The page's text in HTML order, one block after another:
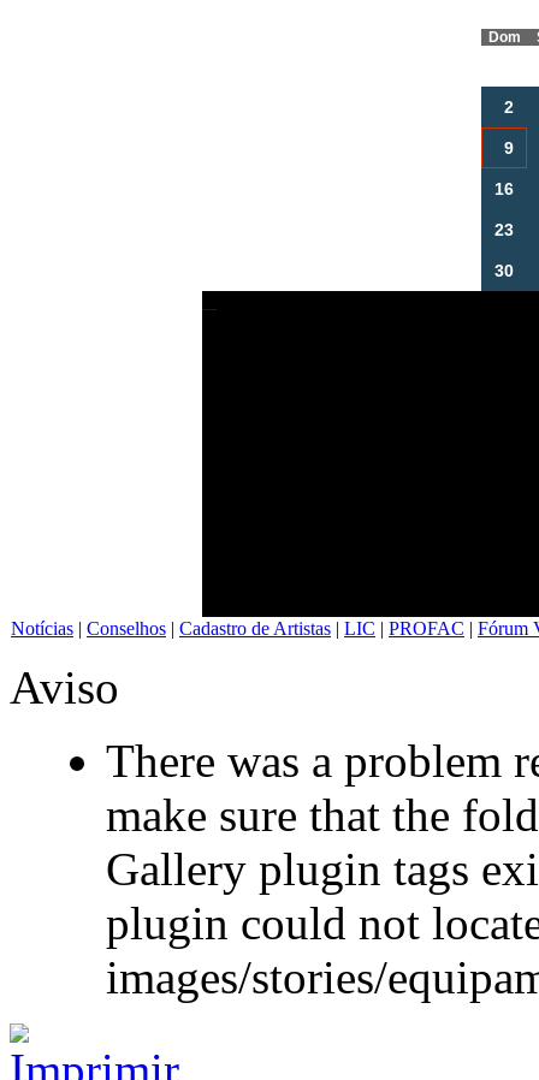
Dom
2
9
16
23
30
Notícias | Conselhos | Cadastro de Artistas | LIC | PROFAC | Fórum
Aviso
There was a problem
make sure that the
Gallery plugin tags
plugin could not
images/stories/